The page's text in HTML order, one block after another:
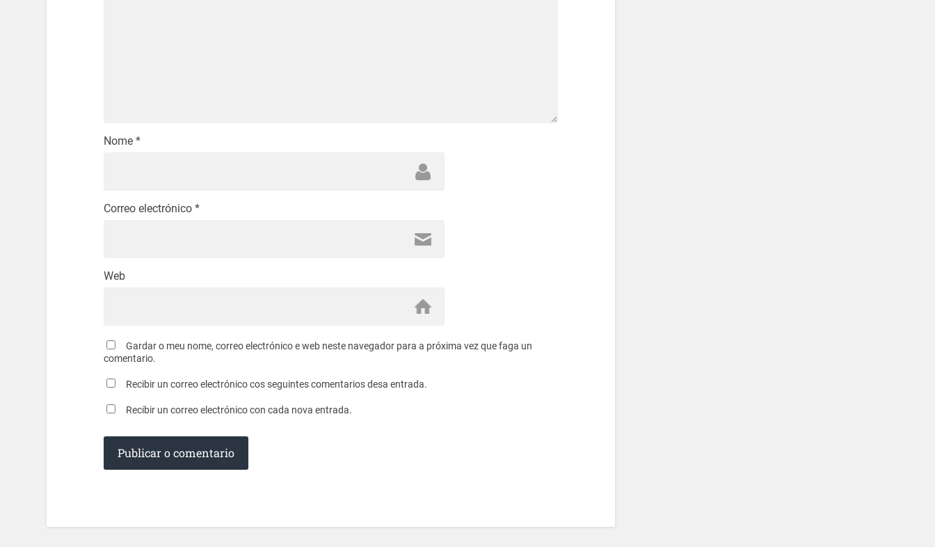
Nome *
Correo electrónico *
Web
Gardar o meu nome, correo electrónico e web neste navegador para a próxima vez que faga un
comentario.
Recibir un correo electrónico cos seguintes comentarios desa entrada.
Recibir un correo electrónico con cada nova entrada.